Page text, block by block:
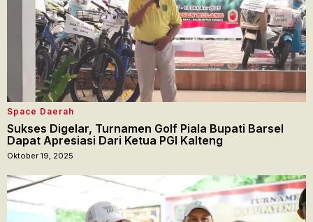
Space Daerah
Sukses Digelar, Turnamen Golf Piala Bupati Barsel
Dapat Apresiasi Dari Ketua PGI Kalteng
Oktober 19, 2025